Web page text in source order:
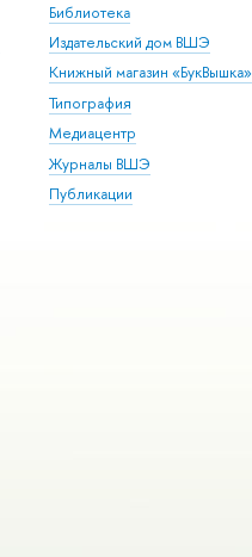
Библиотека
Издательский дом ВШЭ
Книжный магазин «БукВышка»
Типография
Медиацентр
Журналы ВШЭ
Публикации